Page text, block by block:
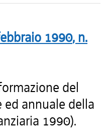
1990, n.
del
annuale della
1990).